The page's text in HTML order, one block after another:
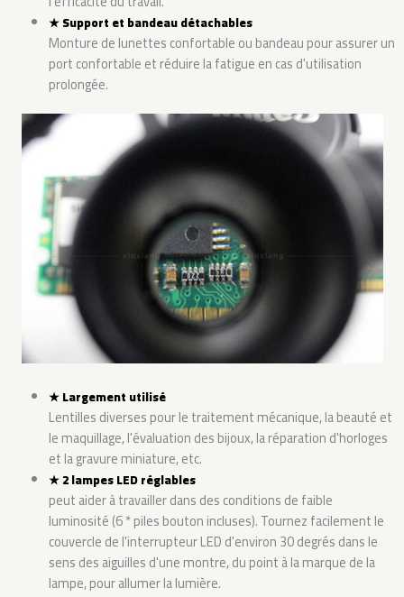
★Support et bandeau détachables
Monture de lunettes confortable ou bandeau pour assurer un
port confortable et réduire la fatigue en cas d'utilisation
prolongée.
★Largement utilisé
Lentilles diverses pour le traitement mécanique, la beauté et
le maquillage, l'évaluation des bijoux, la réparation d'horloges
et la gravure miniature, etc.
★2 lampes LED réglables
peut aider à travailler dans des conditions de faible
luminosité (6 * piles bouton incluses). Tournez facilement le
couvercle de l'interrupteur LED d'environ 30 degrés dans le
sens des aiguilles d'une montre, du point à la marque de la
lampe, pour allumer la lumière.